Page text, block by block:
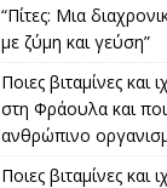
“Πίτες: Μια
με ζύμη και γεύση”
Ποιες βιταμίνες και
στη Φράουλα και
ανθρώπινο
Ποιες βιταμίνες και